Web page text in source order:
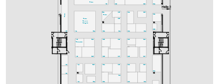
A12
B24
Bistro
A25
Bistro
C11
A13
C17
C10
D21
C18
D14
C19
B12
C13
B16
D11
B22
D17
C29
B11
B15
B19
D13
B18
A15
D22
D25
D29
A18
D19
D24
D18
A20
Fachpresse
C21
C20
C25
C12
A21 B21
Bavaria
Bistro
Delights
B14
C22
B13
A30
Bistro
C23
A14
C24